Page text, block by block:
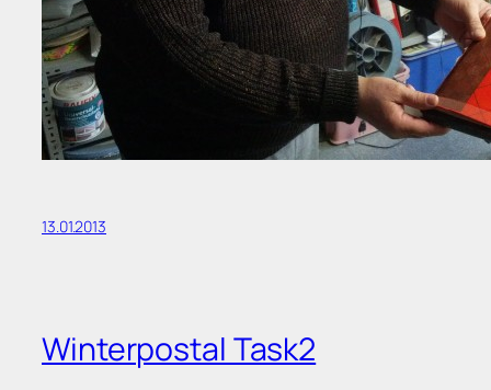
13.01.2013
Winterpostal Task2